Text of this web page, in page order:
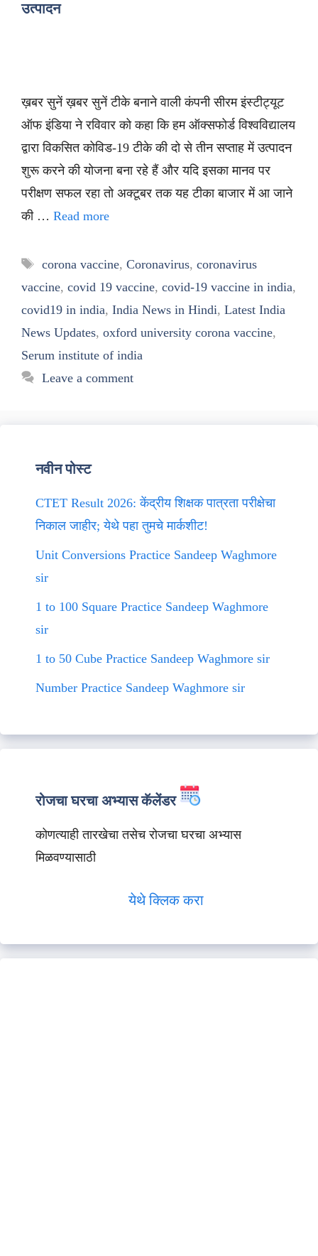
उत्पादन
ख़बर सुनें ख़बर सुनें टीके बनाने वाली कंपनी सीरम इंस्टीट्यूट
ऑफ इंडिया ने रविवार को कहा कि हम ऑक्सफोर्ड विश्वविद्यालय
द्वारा विकसित कोविड-19 टीके की दो से तीन सप्ताह में उत्पादन
शुरू करने की योजना बना रहे हैं और यदि इसका मानव पर
परीक्षण सफल रहा तो अक्टूबर तक यह टीका बाजार में आ जाने
की … Read more
Tags
corona vaccine, Coronavirus, coronavirus
vaccine, covid 19 vaccine, covid-19 vaccine in india,
covid19 in india, India News in Hindi, Latest India
News Updates, oxford university corona vaccine,
Serum institute of india
Leave a comment
नवीन पोस्ट
CTET Result 2026: केंद्रीय शिक्षक पात्रता परीक्षेचा
निकाल जाहीर; येथे पहा तुमचे मार्कशीट!
Unit Conversions Practice Sandeep Waghmore
sir
1 to 100 Square Practice Sandeep Waghmore
sir
1 to 50 Cube Practice Sandeep Waghmore sir
Number Practice Sandeep Waghmore sir
रोजचा घरचा अभ्यास कॅलेंडर
कोणत्याही तारखेचा तसेच रोजचा घरचा अभ्यास
मिळवण्यासाठी
येथे क्लिक करा